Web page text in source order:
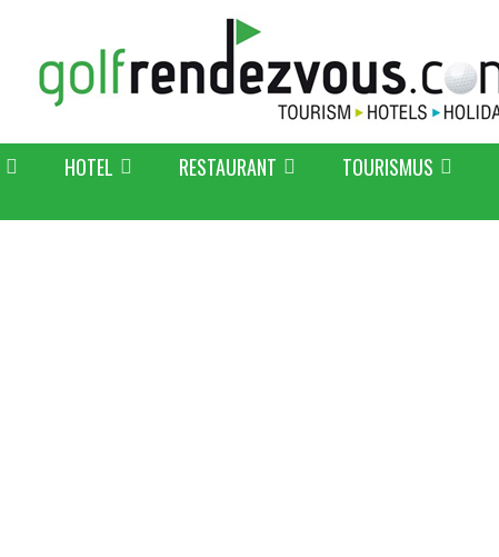
HOTEL RESTAURANT TOURISMUS